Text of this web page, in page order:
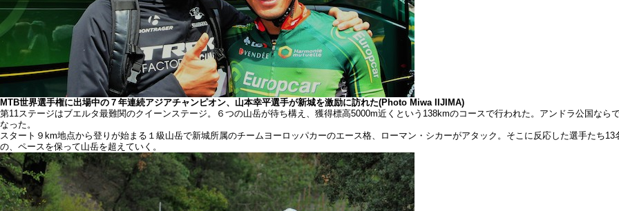
MTB世界選手権に出場中の７年連続アジアチャンピオン、山本幸平選手が新城を激励に訪れた(Photo Miwa IIJIMA)
第11ステージはブエルタ最難関のクイーンステージ。６つの山岳が待ち構え、獲得標高5000m近くという138kmのコースで行われた。アンドラ公国な
なった。
スタート９km地点から登りが始まる１級山岳で新城所属のチームヨーロッパカーのエース格、ローマン・シカーがアタック。そこに反応した選手たち
の、ペースを保って山岳を超えていく。